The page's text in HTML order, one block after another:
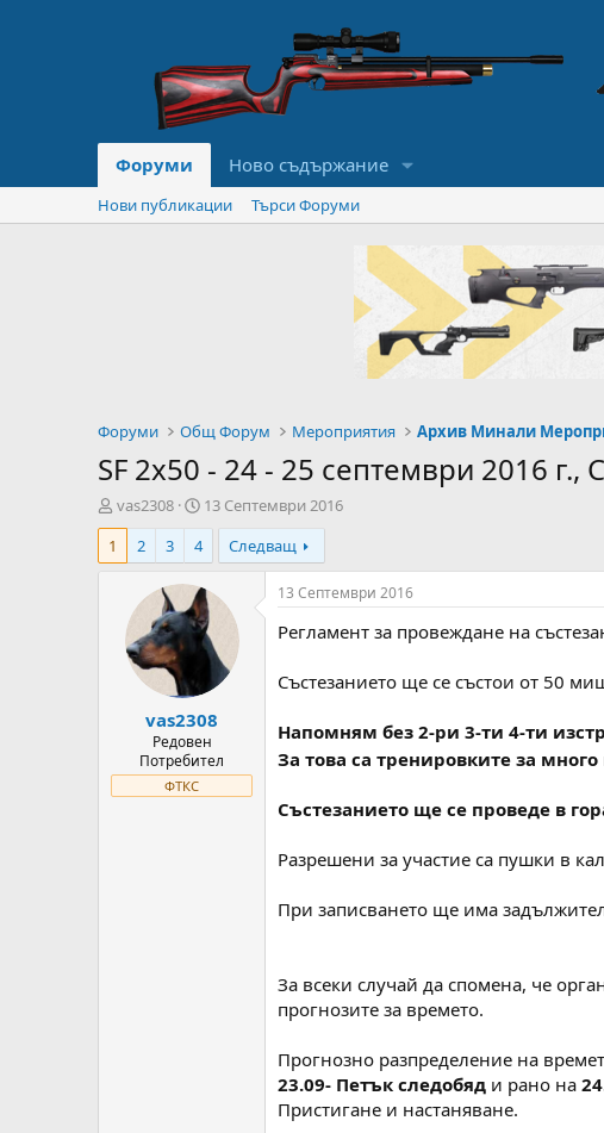
Форуми Ново съдържание
Нови публикации Търси Форуми
Форуми Общ Форум Мероприятия Архив Минали
SF 2x50 - 24 - 25 септември 2016 г.,
А
в
о
vas2308
Н
а
ч
а
л
н
а
Д
т
а
13 Септември 2016
1
2 3 4 Следващ
vas2308
Редовен
Потребител
ФТКС
13 Септември 2016
Регламент за провеждане на
Състезанието ще се състои от 50
Напомням без 2-ри 3-ти 4-ти
За това са тренировките за
Състезанието ще се проведе в
Разрешени за участие са пушки в
При записването ще има
За всеки случай да спомена, че
прогнозите за времето.
Прогнозно разпределение на
23.09- Петък следобяд и рано на
Пристигане и настаняване.